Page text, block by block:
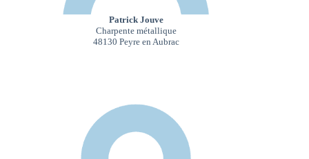
Patrick Jouve
Charpente métallique
48130 Peyre en Aubrac